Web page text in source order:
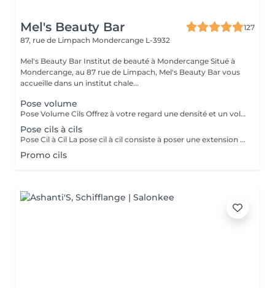
Mel's Beauty Bar
127
87, rue de Limpach Mondercange L-3932
Mel's Beauty Bar Institut de beauté à Mondercange Situé à
Mondercange, au 87 rue de Limpach, Mel's Beauty Bar vous
accueille dans un institut chale...
Pose volume
Pose Volume Cils Offrez à votre regard une densité et un volume exceptionnels avec notre pose de cils volume. Cette technique consiste à poser plusieurs extensions de cils très légères sur chaque cil naturel, créant ainsi un effet plus fourni et spectaculaire. Idéale pour celles qui recherchent un regard intense et dramatique tout en conservant un aspect naturel et élégant. Le volume est personnalisable selon vos préférences, pour un résultat parfaitement adapté à vos yeux.
Pose cils à cils
Pose Cil à Cil La pose cil à cil consiste à poser une extension de cil sur chaque cil naturel, créant ainsi un effet allongeant et discret. Cette méthode donne un résultat naturel et élégant, parfait pour celles qui souhaitent intensifier leur regard sans effet trop chargé. Idéale pour un look raffiné et une tenue longue durée.
Promo cils